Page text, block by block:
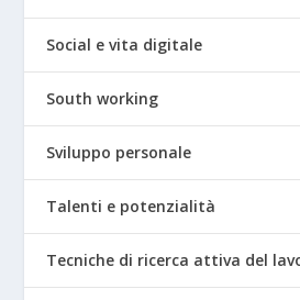
Social e vita digitale
South working
Sviluppo personale
Talenti e potenzialità
Tecniche di ricerca attiva del